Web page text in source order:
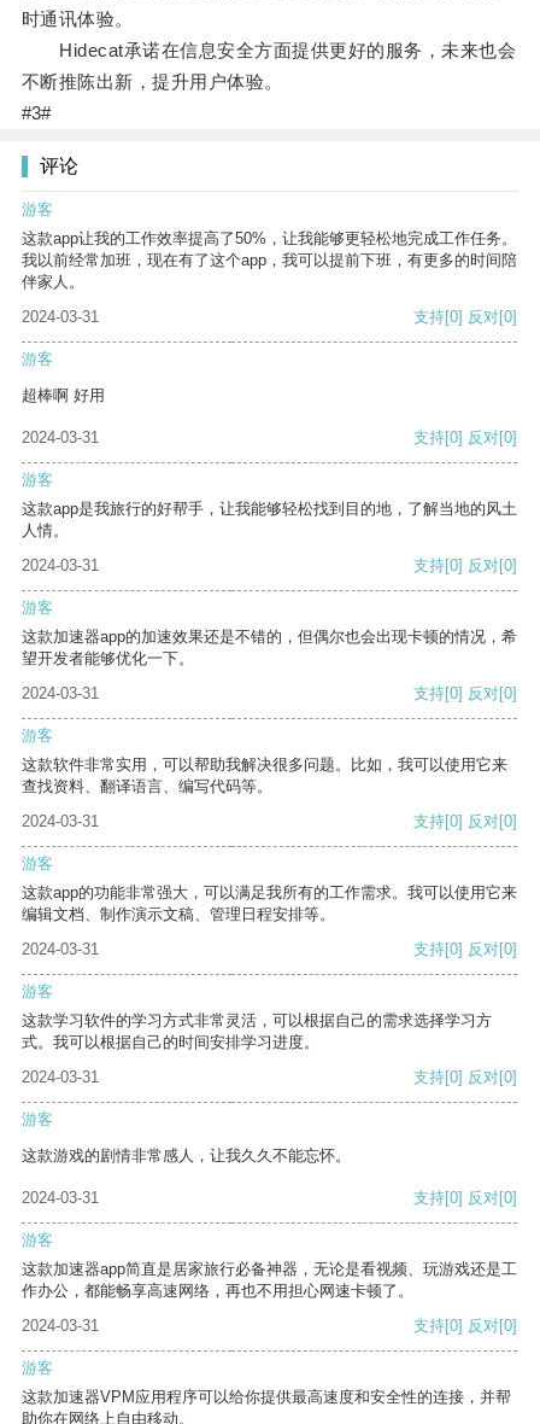
时通讯体验。
Hidecat承诺在信息安全方面提供更好的服务，未来也会
不断推陈出新，提升用户体验。
#3#
评论
游客
这款app让我的工作效率提高了50%，让我能够更轻松地完成工作任务。
我以前经常加班，现在有了这个app，我可以提前下班，有更多的时间陪
伴家人。
2024-03-31
支持[0] 反对[0]
游客
超棒啊 好用
2024-03-31 支持[0] 反对[0]
游客
这款app是我旅行的好帮手，让我能够轻松找到目的地，了解当地的风土
人情。
2024-03-31
支持[0] 反对[0]
游客
这款加速器app的加速效果还是不错的，但偶尔也会出现卡顿的情况，希
望开发者能够优化一下。
2024-03-31
支持[0] 反对[0]
游客
这款软件非常实用，可以帮助我解决很多问题。比如，我可以使用它来
查找资料、翻译语言、编写代码等。
2024-03-31
支持[0] 反对[0]
游客
这款app的功能非常强大，可以满足我所有的工作需求。我可以使用它来
编辑文档、制作演示文稿、管理日程安排等。
2024-03-31
支持[0] 反对[0]
游客
这款学习软件的学习方式非常灵活，可以根据自己的需求选择学习方
式。我可以根据自己的时间安排学习进度。
2024-03-31
支持[0] 反对[0]
游客
这款游戏的剧情非常感人，让我久久不能忘怀。
2024-03-31 支持[0] 反对[0]
游客
这款加速器app简直是居家旅行必备神器，无论是看视频、玩游戏还是工
作办公，都能畅享高速网络，再也不用担心网速卡顿了。
2024-03-31
支持[0] 反对[0]
游客
这款加速器VPM应用程序可以给你提供最高速度和安全性的连接，并帮
助你在网络上自由移动。